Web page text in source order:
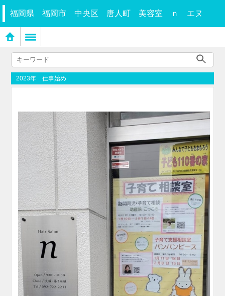
福岡県 福岡市 中央区 唐人町 美容室 ｎ エヌ
2023年 仕事始め